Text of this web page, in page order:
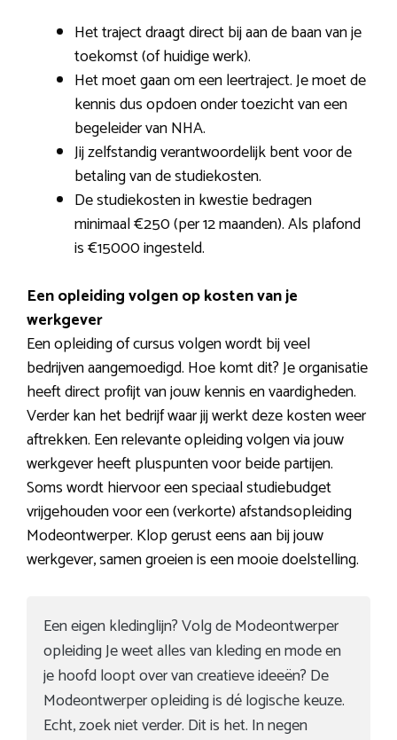
Het traject draagt direct bij aan de baan van je
toekomst (of huidige werk).
Het moet gaan om een leertraject. Je moet de
kennis dus opdoen onder toezicht van een
begeleider van NHA.
Jij zelfstandig verantwoordelijk bent voor de
betaling van de studiekosten.
De studiekosten in kwestie bedragen
minimaal €250 (per 12 maanden). Als plafond
is €15000 ingesteld.
Een opleiding volgen op kosten van je
werkgever
Een opleiding of cursus volgen wordt bij veel
bedrijven aangemoedigd. Hoe komt dit? Je organisatie
heeft direct profijt van jouw kennis en vaardigheden.
Verder kan het bedrijf waar jij werkt deze kosten weer
aftrekken. Een relevante opleiding volgen via jouw
werkgever heeft pluspunten voor beide partijen.
Soms wordt hiervoor een speciaal studiebudget
vrijgehouden voor een (verkorte) afstandsopleiding
Modeontwerper. Klop gerust eens aan bij jouw
werkgever, samen groeien is een mooie doelstelling.
Een eigen kledinglijn? Volg de Modeontwerper
opleiding Je weet alles van kleding en mode en
je hoofd loopt over van creatieve ideeën? De
Modeontwerper opleiding is dé logische keuze.
Echt, zoek niet verder. Dit is het. In negen